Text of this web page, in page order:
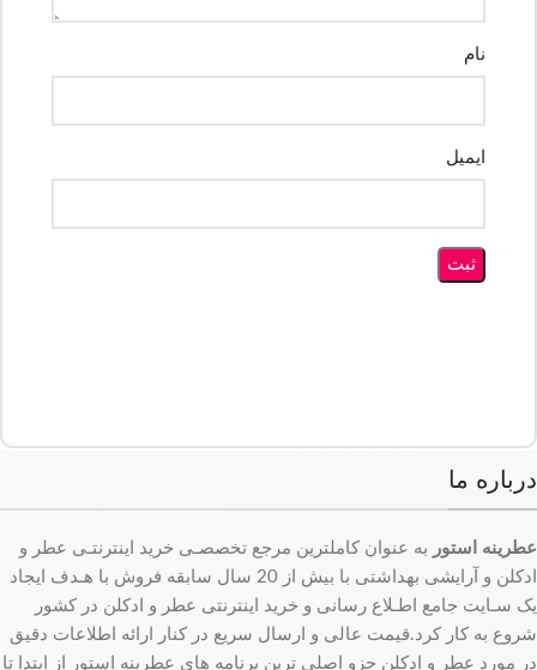
نام
ایمیل
درباره ما
عطرینه استور به عنوان کاملترین مرجع تخصصـی خرید اینترنتـی عطر و
ادکلن و آرایشی بهداشتی با بیش از 20 سال سابقه فروش با هـدف ایجاد
یک سـایت جامع اطـلاع رسانی و خرید اینترنتی عطر و ادکلن در کشور
شروع به کار کرد.قیمت عالی و ارسال سریع در کنار ارائه اطلاعات دقیق
در مورد عطر و ادکلن جزو اصلی ترین برنامه های عطرینه استور از ابتدا تا